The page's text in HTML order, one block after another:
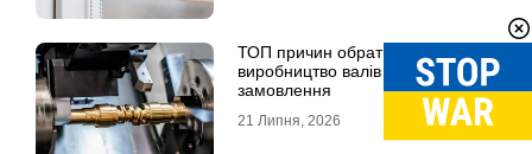
ТОП причин обрати професійне
виробництво валів на
замовлення
21 Липня, 2026